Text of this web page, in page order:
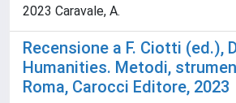
2023 Caravale, A.
Recensione a F. Ciotti (ed.),
Humanities. Metodi,
Roma, Carocci Editore, 2023